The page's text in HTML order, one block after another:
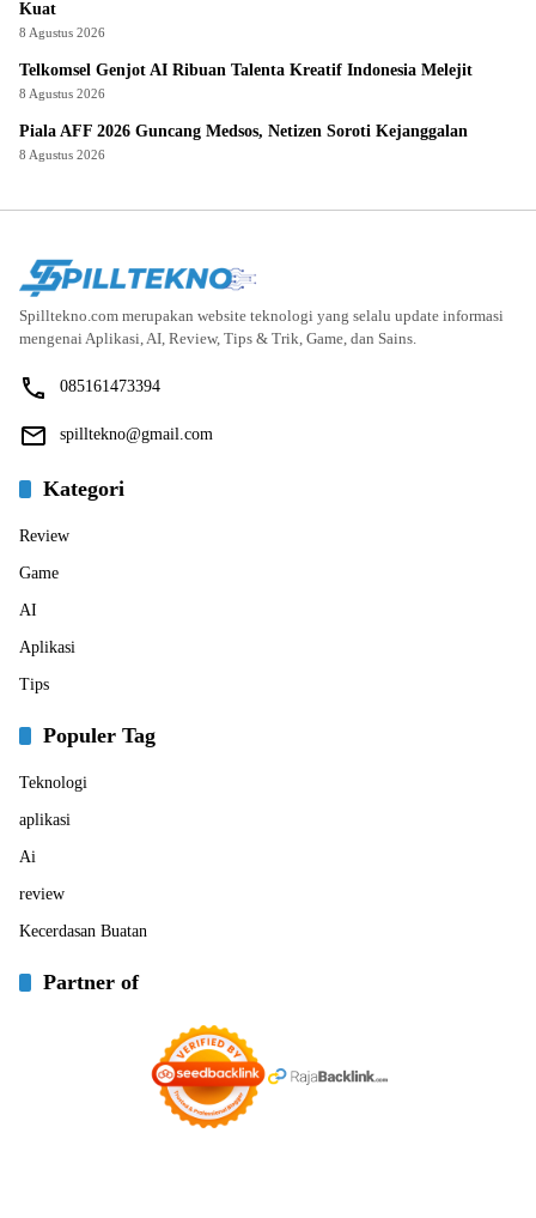
Kuat
8 Agustus 2026
Telkomsel Genjot AI Ribuan Talenta Kreatif Indonesia Melejit
8 Agustus 2026
Piala AFF 2026 Guncang Medsos, Netizen Soroti Kejanggalan
8 Agustus 2026
Spilltekno.com merupakan website teknologi yang selalu update informasi
mengenai Aplikasi, AI, Review, Tips & Trik, Game, dan Sains.
085161473394
spilltekno@gmail.com
Kategori
Review
Game
AI
Aplikasi
Tips
Populer Tag
Teknologi
aplikasi
Ai
review
Kecerdasan Buatan
Partner of